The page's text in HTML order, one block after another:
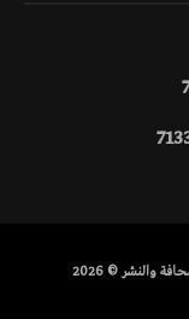
والنشر © 2026